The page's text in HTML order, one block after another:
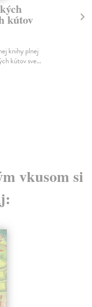
zo
pre naši...
vkusom si